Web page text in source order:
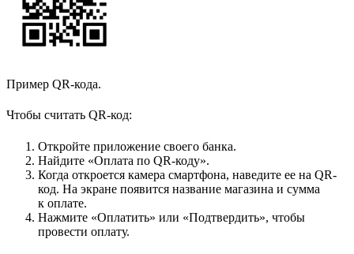
Пример QR-кода.
Чтобы считать QR-код:
Откройте приложение своего банка.
Найдите «Оплата по QR-коду».
Когда откроется камера смартфона, наведите ее на QR-
код. На экране появится название магазина и сумма
к оплате.
Нажмите «Оплатить» или «Подтвердить», чтобы
провести оплату.